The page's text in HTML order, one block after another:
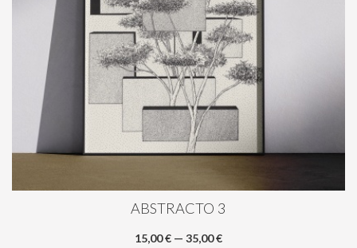
ABSTRACTO 3
15,00 € — 35,00 €